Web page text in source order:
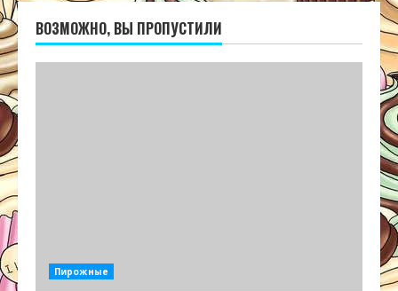
ВОЗМОЖНО, ВЫ ПРОПУСТИЛИ
Пирожные